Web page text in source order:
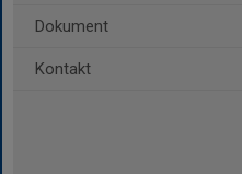
Dokument
Kontakt